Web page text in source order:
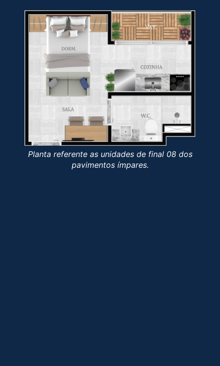
Planta referente as unidades de final 08 dos
pavimentos ímpares.